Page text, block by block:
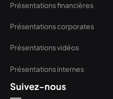
Présentations financières
Présentations corporates
Présentations vidéos
Présentations internes
Suivez-nous